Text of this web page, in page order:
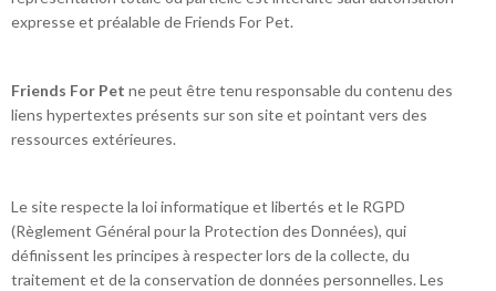
expresse et préalable de Friends For Pet.
Friends For Pet ne peut être tenu responsable du contenu des
liens hypertextes présents sur son site et pointant vers des
ressources extérieures.
Le site respecte la loi informatique et libertés et le RGPD
(Règlement Général pour la Protection des Données), qui
définissent les principes à respecter lors de la collecte, du
traitement et de la conservation de données personnelles. Les